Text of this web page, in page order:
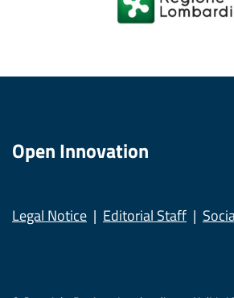
Open Innovation
Legal Notice Editorial Staff